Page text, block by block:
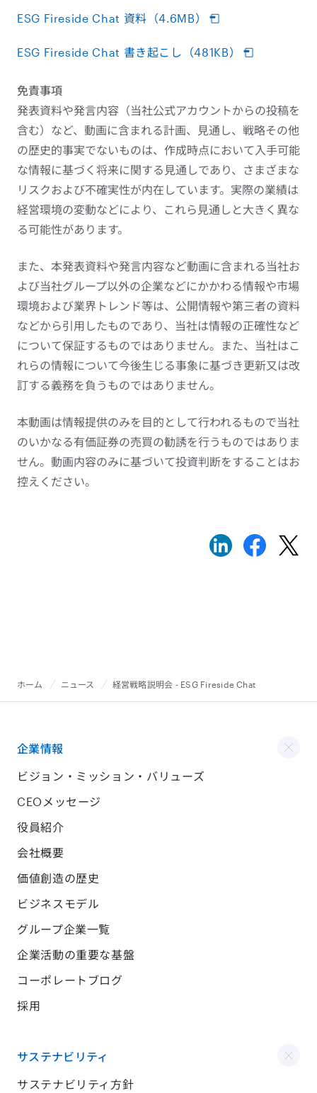
ESG Fireside Chat 資料（4.6MB）
ESG Fireside Chat 書き起こし（481KB）
免責事項
発表資料や発言内容（当社公式アカウントからの投稿を
含む）など、動画に含まれる計画、見通し、戦略その他
の歴史的事実でないものは、作成時点において入手可能
な情報に基づく将来に関する見通しであり、さまざまな
リスクおよび不確実性が内在しています。実際の業績は
経営環境の変動などにより、これら見通しと大きく異な
る可能性があります。
また、本発表資料や発言内容など動画に含まれる当社お
よび当社グループ以外の企業などにかかわる情報や市場
環境および業界トレンド等は、公開情報や第三者の資料
などから引用したものであり、当社は情報の正確性など
について保証するものではありません。また、当社はこ
れらの情報について今後生じる事象に基づき更新又は改
訂する義務を負うものではありません。
本動画は情報提供のみを目的として行われるもので当社
のいかなる有価証券の売買の勧誘を行うものではありま
せん。動画内容のみに基づいて投資判断をすることはお
控えください。
ホーム ニュース 経営戦略説明会 - ESG Fireside Chat
企業情報
ビジョン・ミッション・バリューズ
CEOメッセージ
役員紹介
会社概要
価値創造の歴史
ビジネスモデル
グループ企業一覧
企業活動の重要な基盤
コーポレートブログ
採用
サステナビリティ
サステナビリティ方針